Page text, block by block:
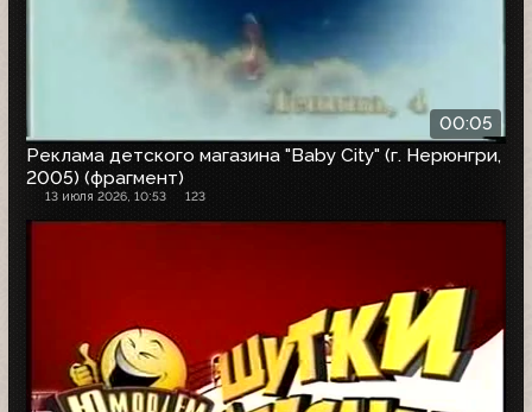
00:05
Реклама детского магазина "Baby City" (г. Нерюнгри,
2005) (фрагмент)
13 июля 2026, 10:53 123